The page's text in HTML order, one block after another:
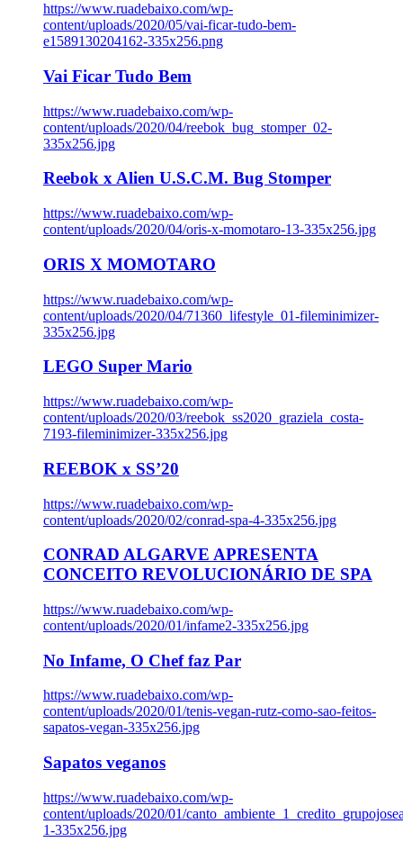
https://www.ruadebaixo.com/wp-
content/uploads/2020/05/vai-ficar-tudo-bem-
e1589130204162-335x256.png
Vai Ficar Tudo Bem
https://www.ruadebaixo.com/wp-
content/uploads/2020/04/reebok_bug_stomper_02-
335x256.jpg
Reebok x Alien U.S.C.M. Bug Stomper
https://www.ruadebaixo.com/wp-
content/uploads/2020/04/oris-x-momotaro-13-335x256.jpg
ORIS X MOMOTARO
https://www.ruadebaixo.com/wp-
content/uploads/2020/04/71360_lifestyle_01-fileminimizer-
335x256.jpg
LEGO Super Mario
https://www.ruadebaixo.com/wp-
content/uploads/2020/03/reebok_ss2020_graziela_costa-
7193-fileminimizer-335x256.jpg
REEBOK x SS’20
https://www.ruadebaixo.com/wp-
content/uploads/2020/02/conrad-spa-4-335x256.jpg
CONRAD ALGARVE APRESENTA
CONCEITO REVOLUCIONÁRIO DE SPA
https://www.ruadebaixo.com/wp-
content/uploads/2020/01/infame2-335x256.jpg
No Infame, O Chef faz Par
https://www.ruadebaixo.com/wp-
content/uploads/2020/01/tenis-vegan-rutz-como-sao-feitos-
sapatos-vegan-335x256.jpg
Sapatos veganos
https://www.ruadebaixo.com/wp-
content/uploads/2020/01/
1-335x256.jpg